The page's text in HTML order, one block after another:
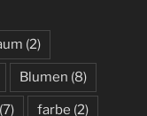
(2)
Blumen (8)
(7) farbe (2)